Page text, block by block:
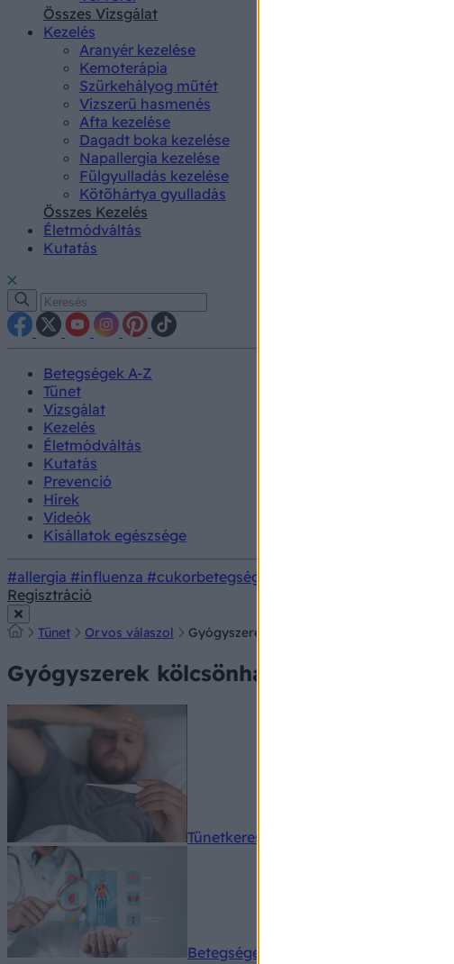
Összes Vizsgálat
Kezelés
Aranyér kezelése
Kemoterápia
Szürkehályog műtét
Vízszerű hasmenés
Afta kezelése
Dagadt boka kezelése
Napallergia kezelése
Fülgyulladás kezelése
Kötőhártya gyulladás
Összes Kezelés
Életmódváltás
Kutatás
Betegségek A-Z
Tünet
Vizsgálat
Kezelés
Életmódváltás
Kutatás
Prevenció
Hírek
Videók
Kisállatok egészsége
#allergia #influenza #cukorbetegség
Regisztráció
Tünet Orvos válaszol Gyógyszerek kölcsönhatása, 3 szer esetén
Gyógyszerek kölcsönhatása, 3 szer esetén
Tünetkereső
Betegségek A-Z